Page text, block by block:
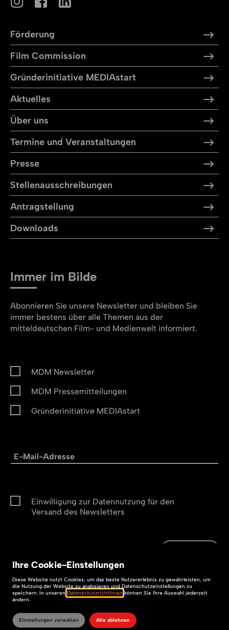
Förderung
Film Commission
Gründerinitiative MEDIAstart
Aktuelles
Über uns
Termine und Veranstaltungen
Presse
Stellen­aus­schreibungen
Antragstellung
Downloads
Immer im Bilde
Abonnieren Sie unsere Newsletter und bleiben Sie
immer bestens über alle Themen aus der
mitteldeutschen Film- und Medienwelt informiert.
MDM Newsletter
MDM Pressemitteilungen
Gründerinitiative MEDIAstart
Einwilligung zur Datennutzung für den
Versand des Newsletters
Impressum
Datenschutz
Barrierefreiheit
Ihre Cookie-Einstellungen
Diese Website nutzt Cookies, um das beste Nutzererlebnis zu gewährleisten, um
die Nutzung der Website zu analysieren und Datenschutzeinstellungen zu
speichern. In unseren Datenschutzrichtlinien können Sie Ihre Auswahl jederzeit
ändern.
Einstellungen verwalten Alle ablehnen